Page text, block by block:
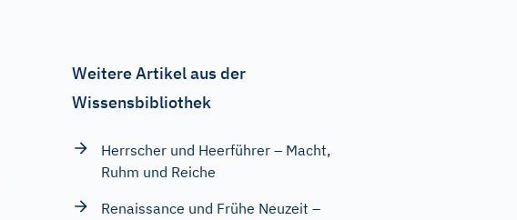
Weitere Artikel aus der
Wissensbibliothek
Herrscher und Heerführer – Macht,
Ruhm und Reiche
Renaissance und Frühe Neuzeit –